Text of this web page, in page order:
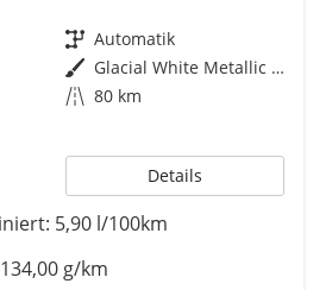
Getriebe Automatik
Außenfarbe
Glacial White Metallic (2Y)
Kilometerstand 80 km
Details
5,90 l/100km
134,00 g/km